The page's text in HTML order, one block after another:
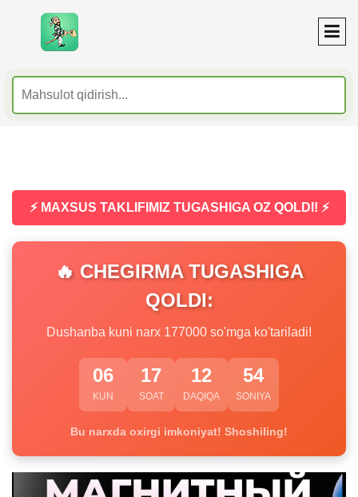
⚡ MAXSUS TAKLIFIMIZ TUGASHIGA OZ QOLDI! ⚡
🔥 CHEGIRMA TUGASHIGA
QOLDI:
Dushanba kuni narx 177000 so'mga ko'tariladi!
06
KUN
17
SOAT
12
DAQIQA
54
SONIYA
Bu narxda oxirgi imkoniyat! Shoshiling!